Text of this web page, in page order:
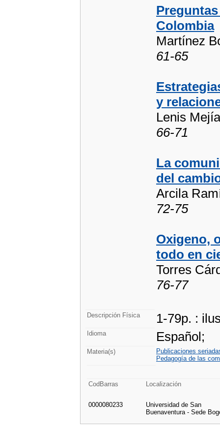
Colombia
Martínez
61-65
y
Lenis
66-71
La
del
Arcila
72-75
Oxigeno,
todo en
Torres
76-77
Descripción Física 1-79p. :
Idioma Español;
Materia(s)
Publicaciones
Pedagogía de las
CodBarras Localización
0000080233
Universidad de San
Buenaventura - Sede